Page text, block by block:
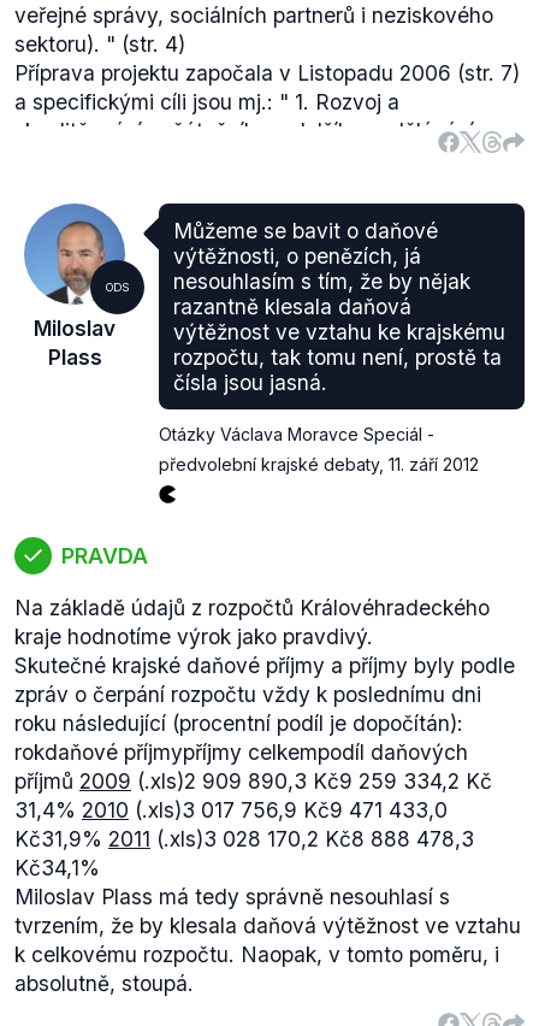
veřejné správy, sociálních partnerů i neziskového
sektoru). " (str. 4)
Příprava projektu započala v Listopadu 2006 (str. 7)
a specifickými cíli jsou mj.: " 1. Rozvoj a
zkvalitňování počátečního a dalšího vzdělávání
zahrnující motivaci obyvatel pro účast na dalším
ve výuce včetně podpory rozvoje
environmentálních vzdělávacích programů a
celkové environmentální osvěty meziobyvateli.
Zlepšení spolupráce a koordinace vazeb mezi
vzdělávacími institucemi a zaměstnavateli, mezi
firmami, institucemi terciárního vzdělávání a
výzkumnou a vývojovou sférou a to vše pro zajištění
pracovních sil a zvyšování inovačního potenciálu
lze pak nalézt některé další dokumenty Rady
pro rozvoj lidských zdrojů Královéhradeckého kraje.
ODS
Miloslav
Plass
Můžeme se bavit o daňové
výtěžnosti, o penězích, já
nesouhlasím s tím, že by nějak
razantně klesala daňová
výtěžnost ve vztahu ke krajskému
rozpočtu, tak tomu není, prostě ta
čísla jsou jasná.
Otázky Václava Moravce Speciál -
předvolební krajské debaty, 11. září 2012
PRAVDA
Na základě údajů z rozpočtů Královéhradeckého
kraje hodnotíme výrok jako pravdivý.
Skutečné krajské daňové příjmy a příjmy byly podle
zpráv o čerpání rozpočtu vždy k poslednímu dni
roku následující (procentní podíl je dopočítán):
rokdaňové příjmypříjmy celkempodíl daňových
příjmů 2009 (.xls)2 909 890,3 Kč9 259 334,2 Kč
31,4% 2010 (.xls)3 017 756,9 Kč9 471 433,0
Kč31,9% 2011 (.xls)3 028 170,2 Kč8 888 478,3
Kč34,1%
Miloslav Plass má tedy správně nesouhlasí s
tvrzením, že by klesala daňová výtěžnost ve vztahu
k celkovému rozpočtu. Naopak, v tomto poměru, i
absolutně, stoupá.